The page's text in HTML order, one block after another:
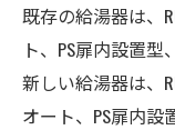
既存の給湯器は、
ト、 PS扉内設置型
新しい給湯器は、
オート、 PS扉内設